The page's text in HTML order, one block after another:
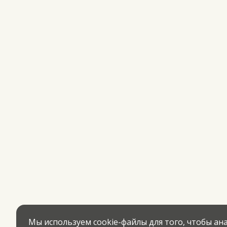
Мы используем cookie-файлы для того, чтобы